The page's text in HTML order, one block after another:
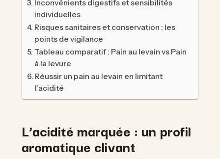
Inconvénients digestifs et sensibilités
individuelles
Risques sanitaires et conservation : les
points de vigilance
Tableau comparatif : Pain au levain vs Pain
à la levure
Réussir un pain au levain en limitant
l’acidité
L’acidité marquée : un profil
aromatique clivant